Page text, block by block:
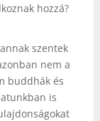
hozzá?
szentek
nem a
buddhák és
is